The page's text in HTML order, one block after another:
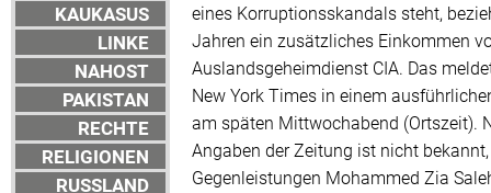
KAUKASUS
LINKE
NAHOST
PAKISTAN
RECHTE
RELIGIONEN
RUSSLAND
eines Korruptionsskandals steht,
Jahren ein zusätzliches Einkommen
Auslandsgeheimdienst CIA. Das
New York Times in einem
am späten Mittwochabend (Ortszeit).
Angaben der Zeitung ist nicht
Gegenleistungen Mohammed Zia